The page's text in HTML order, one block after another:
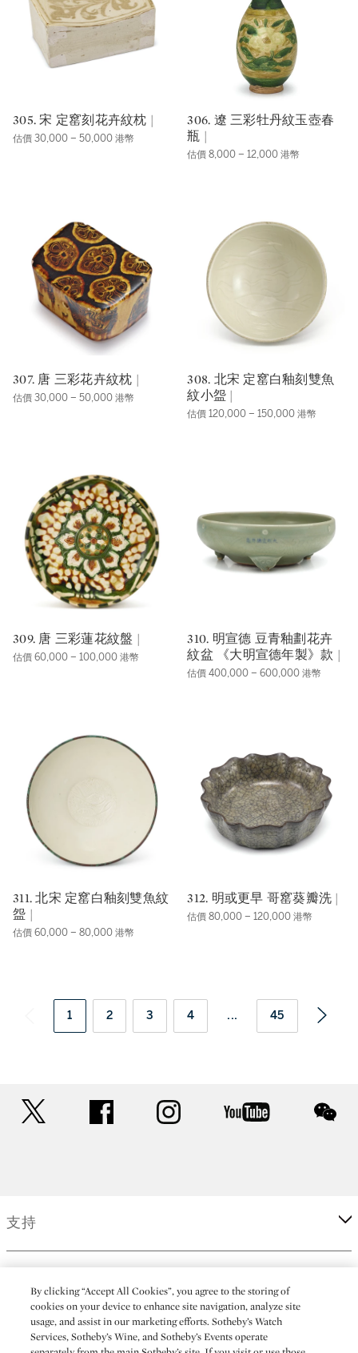
305. 宋 定窰刻花卉紋枕 |
估價 30,000 – 50,000 港幣
306. 遼 三彩牡丹紋玉壺春
瓶 |
估價 8,000 – 12,000 港幣
307. 唐 三彩花卉紋枕 |
估價 30,000 – 50,000 港幣
308. 北宋 定窰白釉刻雙魚
紋小盌 |
估價 120,000 – 150,000 港幣
309. 唐 三彩蓮花紋盤 |
估價 60,000 – 100,000 港幣
310. 明宣德 豆青釉劃花卉
紋盆 《大明宣德年製》款 |
估價 400,000 – 600,000 港幣
311. 北宋 定窰白釉刻雙魚紋
盌 |
估價 60,000 – 80,000 港幣
312. 明或更早 哥窰葵瓣洗 |
估價 80,000 – 120,000 港幣
1 2 3 4 ... 45
facebook instagram youtube
支持
更多
By clicking “Accept All Cookies”, you agree to the storing of
cookies on your device to enhance site navigation, analyze site
usage, and assist in our marketing efforts. Sotheby’s Watch
Services, Sotheby’s Wine, and Sotheby’s Events operate